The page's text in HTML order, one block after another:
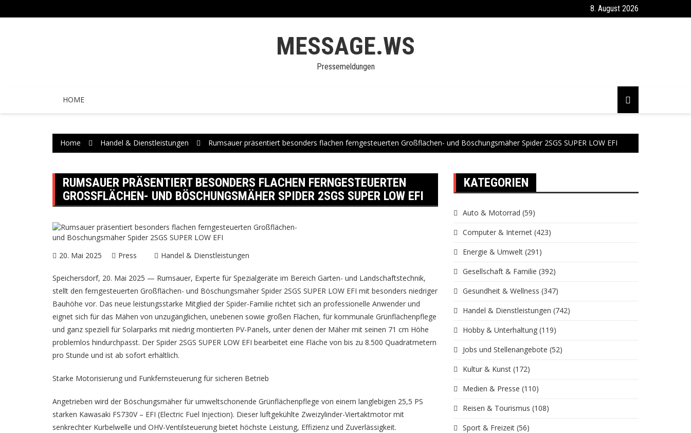
to
8. August 2026
MESSAGE.WS
Pressemeldungen
HOME
Home Handel & Dienstleistungen Rumsauer präsentiert besonders flachen ferngesteuerten Großflächen- und Böschungsmäher Spider 2SGS SUPER LOW EFI
RUMSAUER PRÄSENTIERT BESONDERS FLACHEN FERNGESTEUERTEN
GROSSFLÄCHEN- UND BÖSCHUNGSMÄHER SPIDER 2SGS SUPER LOW EFI
20. Mai 2025 Press Handel & Dienstleistungen
Speichersdorf, 20. Mai 2025 — Rumsauer, Experte für Spezialgeräte im Bereich Garten- und Landschaftstechnik,
stellt den ferngesteuerten Großflächen- und Böschungsmäher Spider 2SGS SUPER LOW EFI mit besonders niedriger
Bauhöhe vor. Das neue leistungsstarke Mitglied der Spider-Familie richtet sich an professionelle Anwender und
eignet sich für das Mähen von unzugänglichen, unebenen sowie großen Flächen, für kommunale Grünflächenpflege
und ganz speziell für Solarparks mit niedrig montierten PV-Panels, unter denen der Mäher mit seinen 71 cm Höhe
problemlos hindurchpasst. Der Spider 2SGS SUPER LOW EFI bearbeitet eine Fläche von bis zu 8.500 Quadratmetern
pro Stunde und ist ab sofort erhältlich.
Starke Motorisierung und Funkfernsteuerung für sicheren Betrieb
Angetrieben wird der Böschungsmäher für umweltschonende Grünflächenpflege von einem langlebigen 25,5 PS
starken Kawasaki FS730V – EFI (Electric Fuel Injection). Dieser luftgekühlte Zweizylinder-Viertaktmotor mit
senkrechter Kurbelwelle und OHV-Ventilsteuerung bietet höchste Leistung, Effizienz und Zuverlässigkeit.
KATEGORIEN
Auto & Motorrad (59)
Computer & Internet (423)
Energie & Umwelt (291)
Gesellschaft & Familie (392)
Gesundheit & Wellness (347)
Handel & Dienstleistungen (742)
Hobby & Unterhaltung (119)
Jobs und Stellenangebote (52)
Kultur & Kunst (172)
Medien & Presse (110)
Reisen & Tourismus (108)
Sport & Freizeit (56)